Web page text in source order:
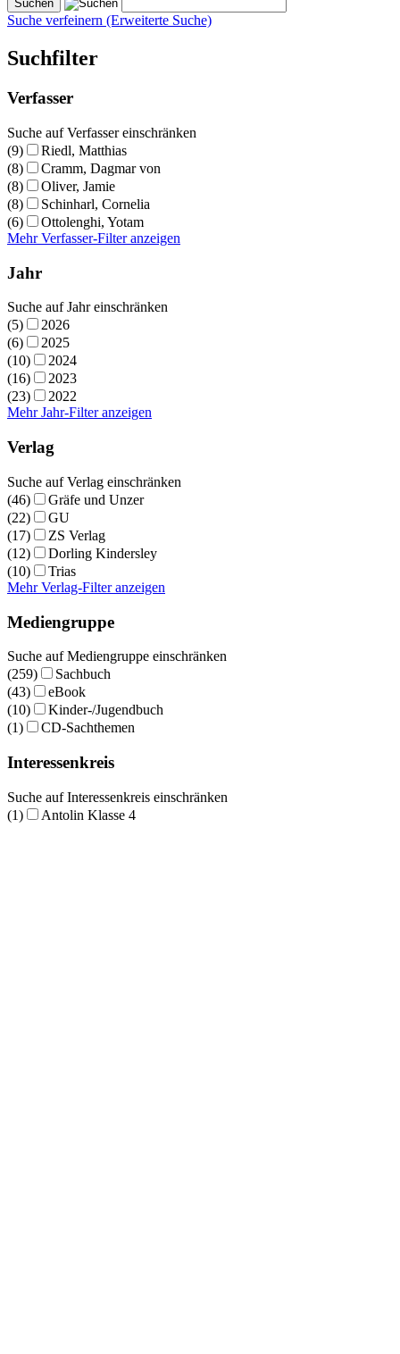
Suche verfeinern (Erweiterte Suche)
Suchfilter
Verfasser
Suche auf Verfasser einschränken
(9)
Riedl, Matthias
(8)
Cramm, Dagmar von
(8)
Oliver, Jamie
(8)
Schinharl, Cornelia
(6)
Ottolenghi, Yotam
Mehr Verfasser-Filter anzeigen
Jahr
Suche auf Jahr einschränken
(5)
2026
(6)
2025
(10)
2024
(16)
2023
(23)
2022
Mehr Jahr-Filter anzeigen
Verlag
Suche auf Verlag einschränken
(46)
Gräfe und Unzer
(22)
GU
(17)
ZS Verlag
(12)
Dorling Kindersley
(10)
Trias
Mehr Verlag-Filter anzeigen
Mediengruppe
Suche auf Mediengruppe einschränken
(259)
Sachbuch
(43)
eBook
(10)
Kinder-/Jugendbuch
(1)
CD-Sachthemen
Interessenkreis
Suche auf Interessenkreis einschränken
(1)
Antolin Klasse 4